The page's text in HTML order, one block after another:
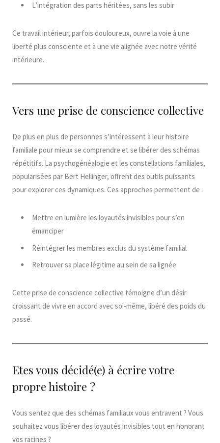
L’intégration des parts héritées, sans les subir
Ce travail intérieur, parfois douloureux, ouvre la voie à une
liberté plus consciente et à une vie alignée avec notre vérité
intérieure.
Vers une prise de conscience collective
De plus en plus de personnes s’intéressent à leur histoire
familiale pour mieux se comprendre et se libérer des schémas
répétitifs. La psychogénéalogie et les constellations familiales,
popularisées par Bert Hellinger, offrent des outils puissants
pour explorer ces dynamiques. Ces approches permettent de :
Mettre en lumière les loyautés invisibles pour s’en
émanciper
Réintégrer les membres exclus du système familial
Retrouver sa place légitime au sein de sa lignée
Cette prise de conscience collective témoigne d’un désir
croissant de vivre en accord avec soi-même, libéré des poids du
passé.
Etes vous décidé(e) à écrire votre
propre histoire ?
Vous sentez que des schémas familiaux vous entravent ? Vous
souhaitez vous libérer des loyautés invisibles tout en honorant
vos racines ?